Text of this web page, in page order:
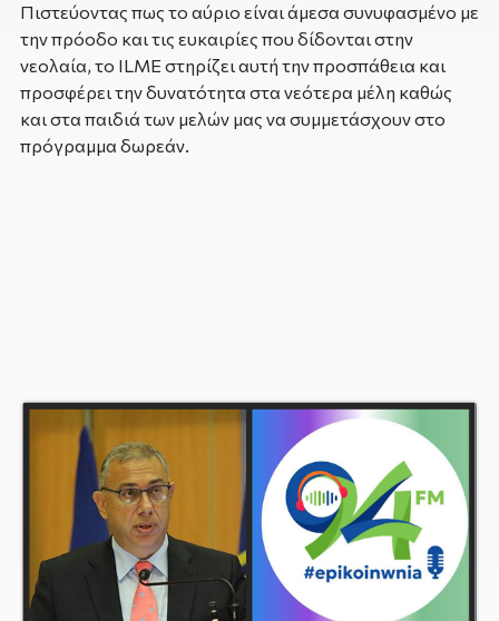
Πιστεύοντας πως το αύριο είναι άμεσα συνυφασμένο με
την πρόοδο και τις ευκαιρίες που δίδονται στην
νεολαία, το ILME στηρίζει αυτή την προσπάθεια και
προσφέρει την δυνατότητα στα νεότερα μέλη καθώς
και στα παιδιά των μελών μας να συμμετάσχουν στο
πρόγραμμα δωρεάν.